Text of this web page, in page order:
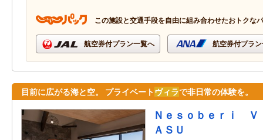
この施設と交通手段を自由に組み合わせたおトクな
航空券付プラン一覧へ 航空券付プラ
目前に広がる海と空。 プライベートヴィラで非日常の体験を。
Ｎｅｓｏｂｅｒｉ
ＡＳＵ